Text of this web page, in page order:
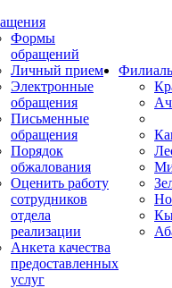
Формы
обращений
Личный прием
Электронные
обращения
Письменные
обращения
Порядок
обжалования
Оценить работу
сотрудников
отдела
реализации
Анкета качества
предоставленных
услуг